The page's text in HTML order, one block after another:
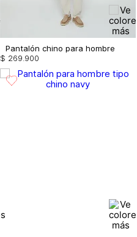
Pantalón chino para hombre
$ 269 900